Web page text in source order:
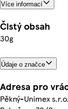
Více informací
Čistý obsah
30g
Údaje o značce
Adresa pro
Pěkný-Unimex s.r.o.